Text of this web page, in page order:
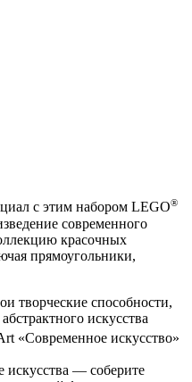
с этим набором LEGO®
современного
красочных
прямоугольники,
творческие способности,
искусства
«Современное искусство»
искусства — соберите